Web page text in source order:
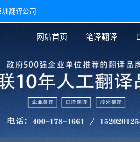
翻译公司
网站首页 笔译翻译
件翻译 医学翻译 法律翻译
交会翻译 交替传译 同声传译
老挝语翻译
签证材料翻译
银行流水翻译
驾照翻译
证件
口译新闻
闻